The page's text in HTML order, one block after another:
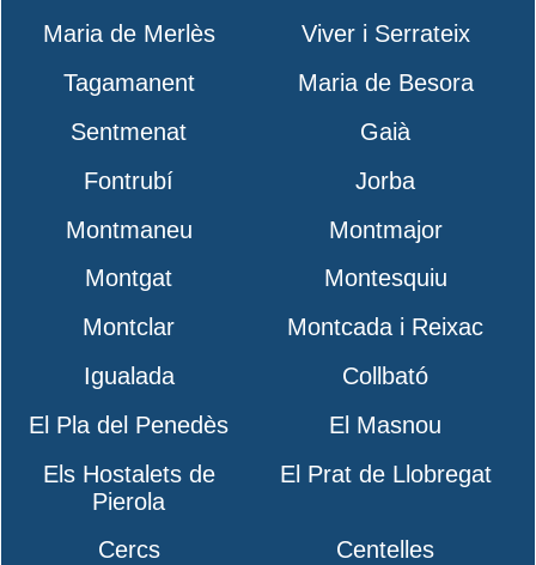
Maria de Merlès
Viver i Serrateix
Tagamanent
Maria de Besora
Sentmenat
Gaià
Fontrubí
Jorba
Montmaneu
Montmajor
Montgat
Montesquiu
Montclar
Montcada i Reixac
Igualada
Collbató
El Pla del Penedès
El Masnou
Els Hostalets de
Pierola
El Prat de Llobregat
Cercs
Centelles